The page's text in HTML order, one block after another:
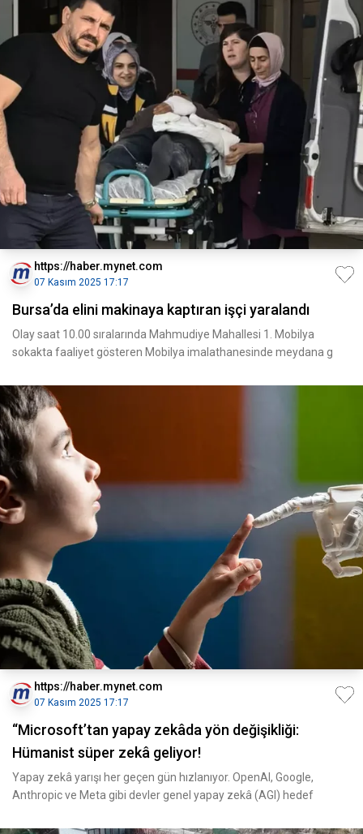
https://haber.mynet.com
07 Kasım 2025 17:17
Bursa’da elini makinaya kaptıran işçi yaralandı
Olay saat 10.00 sıralarında Mahmudiye Mahallesi 1. Mobilya
sokakta faaliyet gösteren Mobilya imalathanesinde meydana g
https://haber.mynet.com
07 Kasım 2025 17:17
“Microsoft’tan yapay zekâda yön değişikliği:
Hümanist süper zekâ geliyor!
Yapay zekâ yarışı her geçen gün hızlanıyor. OpenAI, Google,
Anthropic ve Meta gibi devler genel yapay zekâ (AGI) hedef